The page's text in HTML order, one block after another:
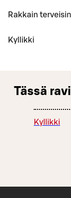
Rakkain terveisin
Kyllikki
Tässä
Kyllikki